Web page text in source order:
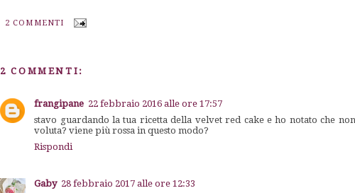
2 COMMENTI
2 COMMENTI:
frangipane 22 febbraio 2016 alle ore 17:57
stavo guardando la tua ricetta della velvet red cake e ho notato che
voluta? viene più rossa in questo modo?
Rispondi
Gaby 28 febbraio 2017 alle ore 12:33